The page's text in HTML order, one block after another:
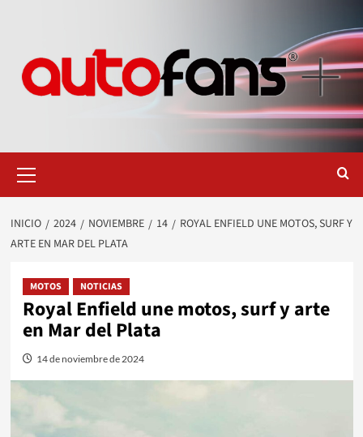
primario
INICIO 2024 NOVIEMBRE 14
ROYAL ENFIELD UNE MOTOS, SURF Y
ARTE EN MAR DEL PLATA
MOTOS NOTICIAS
Royal Enfield une motos, surf y arte
en Mar del Plata
14 de noviembre de 2024